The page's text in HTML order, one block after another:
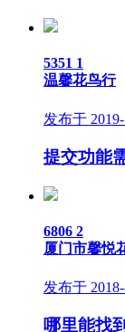
5351 1
温馨花鸟行
发布于
提交功能
6806 2
厦门市馨悦
发布于
哪里能找